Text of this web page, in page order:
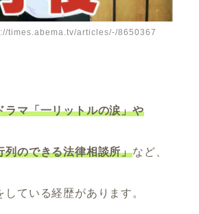
times.abema.tv/articles/-/8650367
ラマ「一リットルの涙」や
列のできる法律相談所」など、
ている経歴があります。